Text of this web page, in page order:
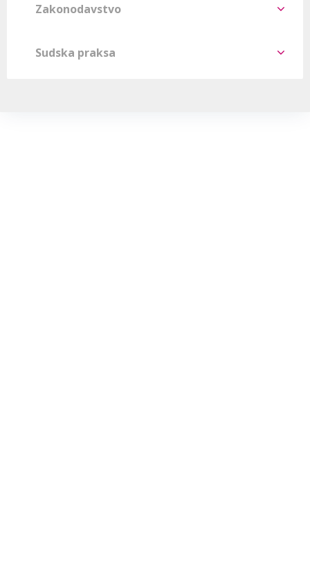
Zakonodavstvo
Sudska praksa